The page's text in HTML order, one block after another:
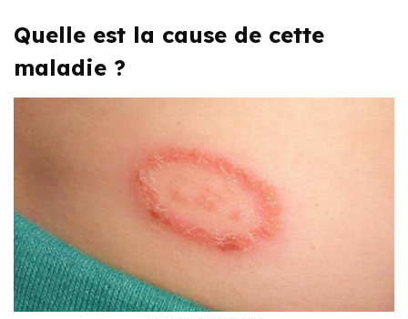
Quelle est la cause de cette
maladie ?